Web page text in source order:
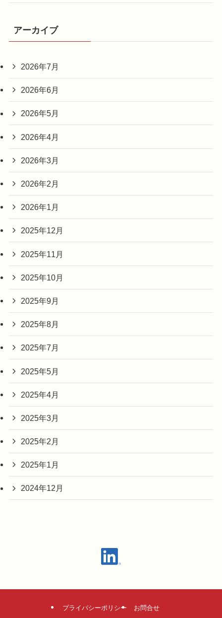
アーカイブ
2026年7月
2026年6月
2026年5月
2026年4月
2026年3月
2026年2月
2026年1月
2025年12月
2025年11月
2025年10月
2025年9月
2025年8月
2025年7月
2025年5月
2025年4月
2025年3月
2025年2月
2025年1月
2024年12月
プライバシーポリシー お問合せ